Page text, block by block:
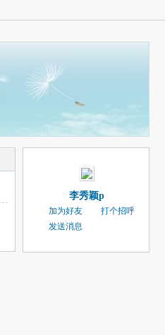
李秀颖p
加为好友
打个招呼
发送消息